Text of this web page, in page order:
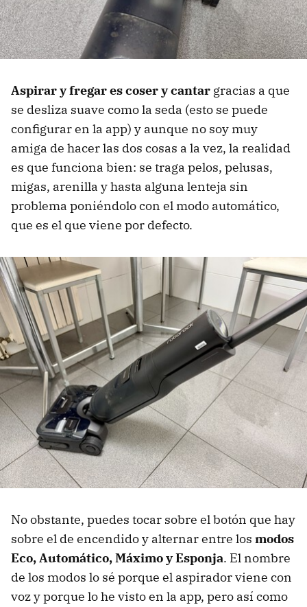
Aspirar y fregar es coser y cantar gracias a que
se desliza suave como la seda (esto se puede
configurar en la app) y aunque no soy muy
amiga de hacer las dos cosas a la vez, la realidad
es que funciona bien: se traga pelos, pelusas,
migas, arenilla y hasta alguna lenteja sin
problema poniéndolo con el modo automático,
que es el que viene por defecto.
No obstante, puedes tocar sobre el botón que hay
sobre el de encendido y alternar entre los modos
Eco, Automático, Máximo y Esponja. El nombre
de los modos lo sé porque el aspirador viene con
voz y porque lo he visto en la app, pero así como